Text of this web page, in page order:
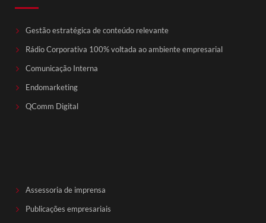
Gestão estratégica de conteúdo relevante
Rádio Corporativa 100% voltada ao ambiente empresarial
Comunicação Interna
Endomarketing
QComm Digital
Assessoria de imprensa
Publicações empresariais